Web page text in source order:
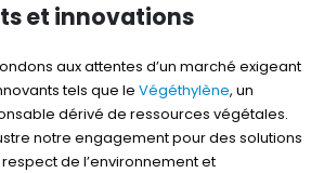
et innovations
aux attentes d’un marché exigeant
tels que le Végéthylène, un
dérivé de ressources végétales.
notre engagement pour des solutions
de l’environnement et